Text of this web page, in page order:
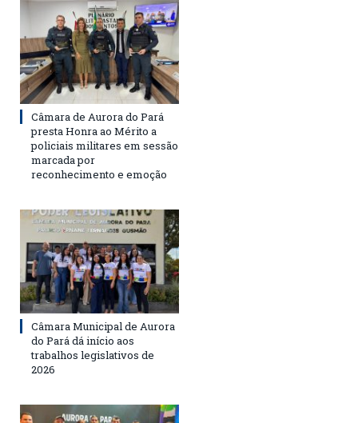
Câmara de Aurora do Pará
presta Honra ao Mérito a
policiais militares em sessão
marcada por
reconhecimento e emoção
Câmara Municipal de Aurora
do Pará dá início aos
trabalhos legislativos de
2026